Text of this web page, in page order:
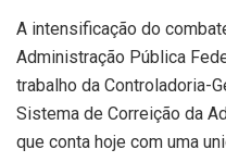
A intensificação do
Administração Pública
trabalho da Controladoria-
Sistema de Correição da
que conta hoje com uma